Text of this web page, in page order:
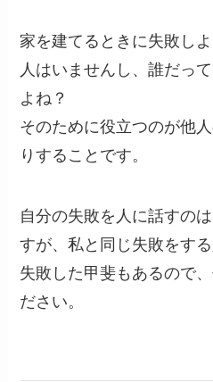
家を建てるときに失敗し
人はいませんし、誰だっ
よね？
そのために役立つのが他
りすることです。
自分の失敗を人に話すの
すが、私と同じ失敗をす
失敗した甲斐もあるので
ださい。